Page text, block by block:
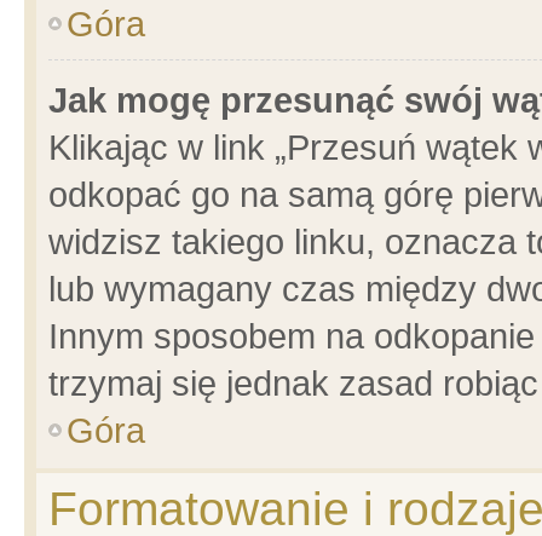
Góra
Jak mogę przesunąć swój
Klikając w link „Przesuń wątek
odkopać go na samą górę
widzisz takiego linku, oznacza
lub wymagany czas między
Innym sposobem na
trzymaj się jednak zasad
Góra
Formatowanie i